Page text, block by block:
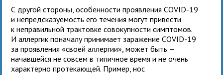
С другой стороны, особенности проявления CОVID-19
и непредсказуемость его течения могут привести
к неправильной трактовке совокупности симптомов.
И аллергик поначалу принимает заражение COVID-19
за проявления «своей аллергии», может быть —
начавшейся не совсем в типичное время и не очень
характерно протекающей. Пример, нос